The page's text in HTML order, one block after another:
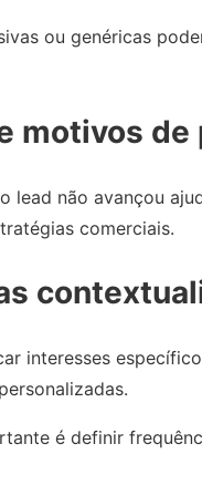
ou genéricas
motivos de
lead não avançou
comerciais.
interesses
é definir